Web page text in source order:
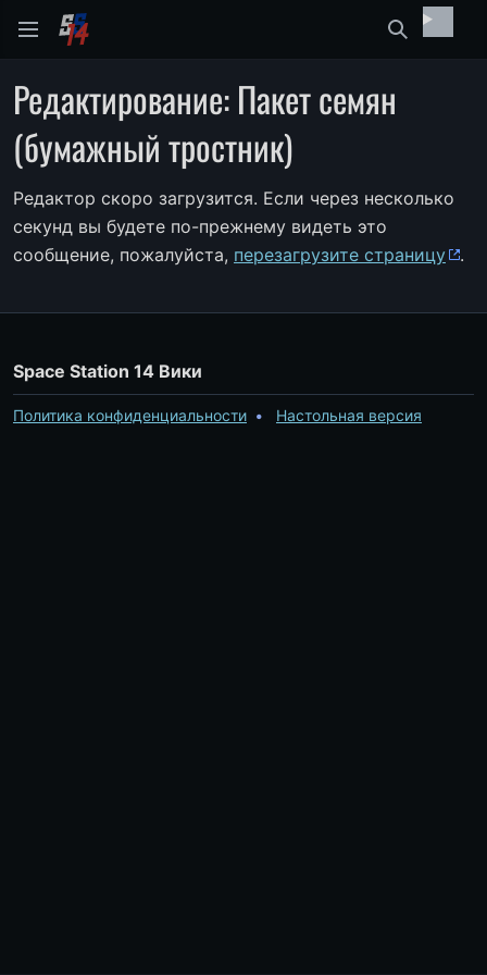
Найти
Редактирование: Пакет семян
(бумажный тростник)
Редактор скоро загрузится. Если через несколько
секунд вы будете по-прежнему видеть это
сообщение, пожалуйста, перезагрузите страницу .
Space Station 14 Вики
Политика конфиденциальности Настольная версия